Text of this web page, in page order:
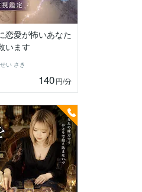
恋愛が怖いあなた
います
い さき
140円/分